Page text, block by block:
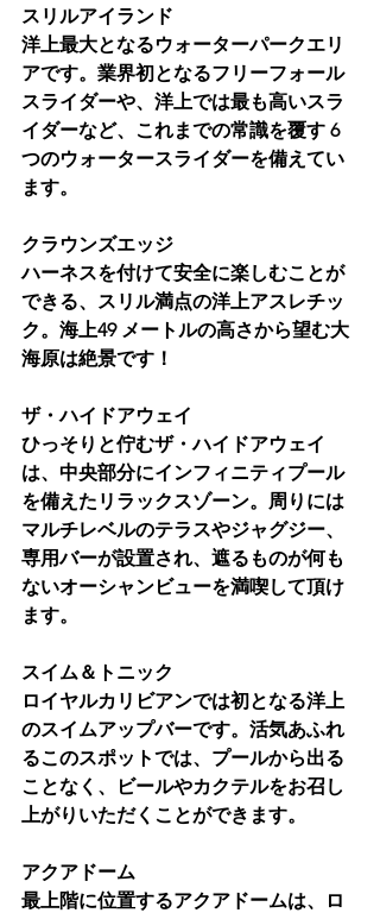
スリルアイランド
洋上最大となるウォーターパークエリ
アです。業界初となるフリーフォール
スライダーや、洋上では最も高いスラ
イダーなど、これまでの常識を覆す 6
つのウォータースライダーを備えてい
ます。
クラウンズエッジ
ハーネスを付けて安全に楽しむことが
できる、スリル満点の洋上アスレチッ
ク。海上49 メートルの高さから望む大
海原は絶景です！
ザ・ハイドアウェイ
ひっそりと佇むザ・ハイドアウェイ
は、中央部分にインフィニティプール
を備えたリラックスゾーン。周りには
マルチレベルのテラスやジャグジー、
専用バーが設置され、遮るものが何も
ないオーシャンビューを満喫して頂け
ます。
スイム＆トニック
ロイヤルカリビアンでは初となる洋上
のスイムアップバーです。活気あふれ
るこのスポットでは、プールから出る
ことなく、ビールやカクテルをお召し
上がりいただくことができます。
アクアドーム
最上階に位置するアクアドームは、ロ